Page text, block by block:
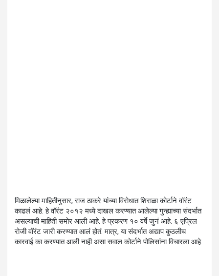
मिळालेल्या माहितीनुसार, राज ठाकरे यांच्या विरोधात शिराळा कोर्टाने वॉरंट
काढलं आहे. हे वॉरंट २०१२ मध्ये दाखल करण्यात आलेल्या गुन्ह्याच्या संदर्भात
असल्याची माहिती समोर आली आहे. हे प्रकरण १० वर्षे जुनं आहे. ६ एप्रिल
रोजी वॉरंट जारी करण्यात आलं होतं. मात्र, या संदर्भात अद्याप कुठलीच
कारवाई का करण्यात आली नाही असा सवाल कोर्टाने पोलिसांना विचारला आहे.